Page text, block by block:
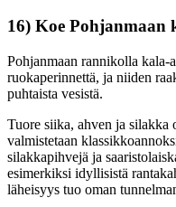
16) Koe Pohjanmaan
Pohjanmaan rannikolla kala-
ruokaperinnettä, ja niiden
puhtaista vesistä.
Tuore siika, ahven ja silakka
valmistetaan
silakkapihvejä ja
esimerkiksi idyllisistä
läheisyys tuo oman